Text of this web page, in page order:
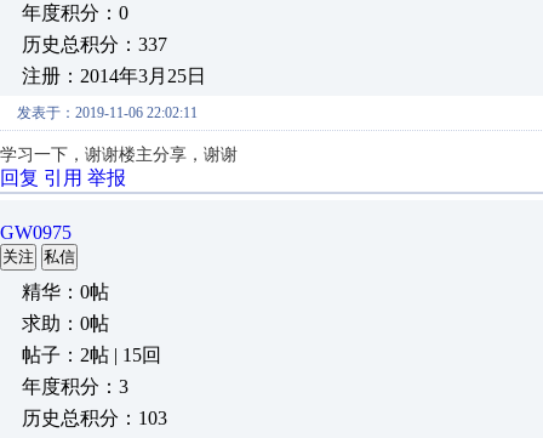
年度积分：0
历史总积分：337
注册：2014年3月25日
发表于：2019-11-06 22:02:11
学习一下，谢谢楼主分享，谢谢
回复 引用 举报
GW0975
关注 私信
精华：0帖
求助：0帖
帖子：2帖 | 15回
年度积分：3
历史总积分：103